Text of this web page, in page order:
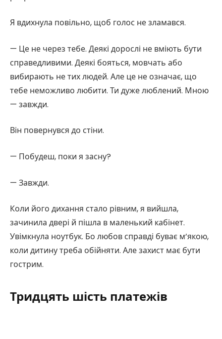
Я вдихнула повільно, щоб голос не зламався.
— Це не через тебе. Деякі дорослі не вміють бути
справедливими. Деякі бояться, мовчать або
вибирають не тих людей. Але це не означає, що
тебе неможливо любити. Ти дуже люблений. Мною
— завжди.
Він повернувся до стіни.
— Побудеш, поки я засну?
— Завжди.
Коли його дихання стало рівним, я вийшла,
зачинила двері й пішла в маленький кабінет.
Увімкнула ноутбук. Бо любов справді буває м’якою,
коли дитину треба обійняти. Але захист має бути
гострим.
Тридцять шість платежів